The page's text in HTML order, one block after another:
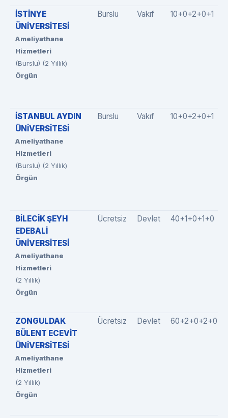
İSTİNYE
ÜNİVERSİTESİ
Ameliyathane
Hizmetleri
(Burslu) (2 Yıllık)
Örgün
Burslu Vakıf 10+0+2+0+1
İSTANBUL AYDIN
ÜNİVERSİTESİ
Ameliyathane
Hizmetleri
(Burslu) (2 Yıllık)
Örgün
Burslu Vakıf 10+0+2+0+1
BİLECİK ŞEYH
EDEBALİ
ÜNİVERSİTESİ
Ameliyathane
Hizmetleri
(2 Yıllık)
Örgün
Ücretsiz Devlet 40+1+0+1+0
ZONGULDAK
BÜLENT ECEVİT
ÜNİVERSİTESİ
Ameliyathane
Hizmetleri
(2 Yıllık)
Örgün
Ücretsiz Devlet 60+2+0+2+0